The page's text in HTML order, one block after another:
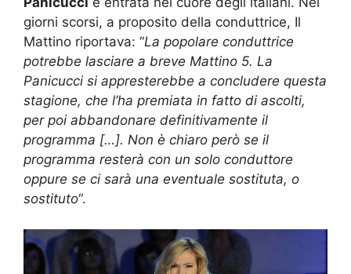
giorni scorsi, a proposito della conduttrice, Il
Mattino riportava: “La popolare conduttrice
potrebbe lasciare a breve Mattino 5. La
Panicucci si appresterebbe a concludere questa
stagione, che l’ha premiata in fatto di ascolti,
per poi abbandonare definitivamente il
programma […]. Non è chiaro però se il
programma resterà con un solo conduttore
oppure se ci sarà una eventuale sostituta, o
sostituto“.